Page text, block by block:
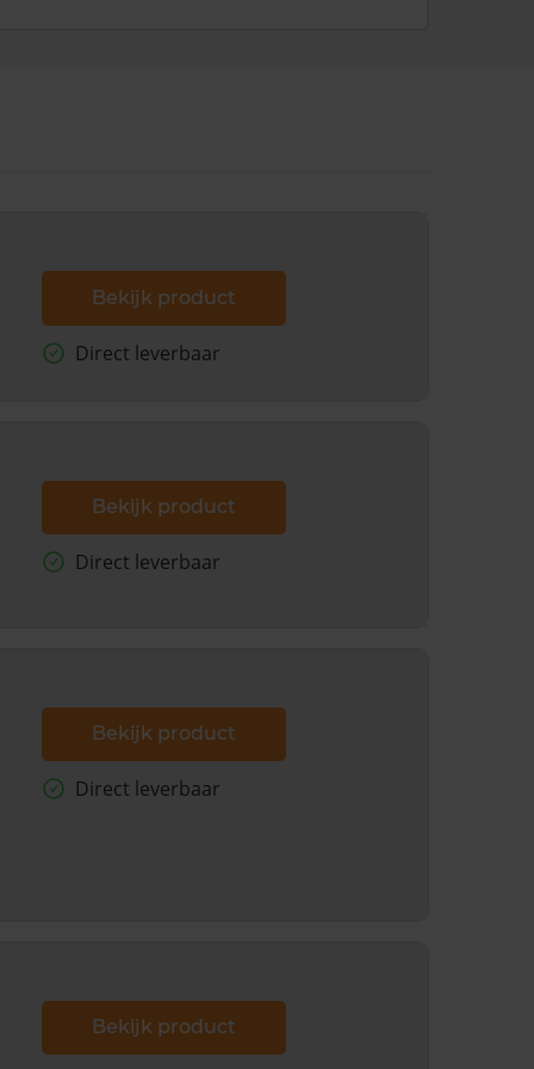
Bekijk product
Direct leverbaar
Bekijk product
Direct leverbaar
Bekijk product
Direct leverbaar
Bekijk product